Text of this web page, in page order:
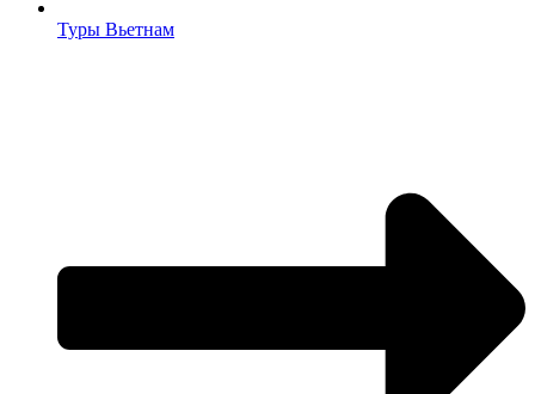
Туры Вьетнам